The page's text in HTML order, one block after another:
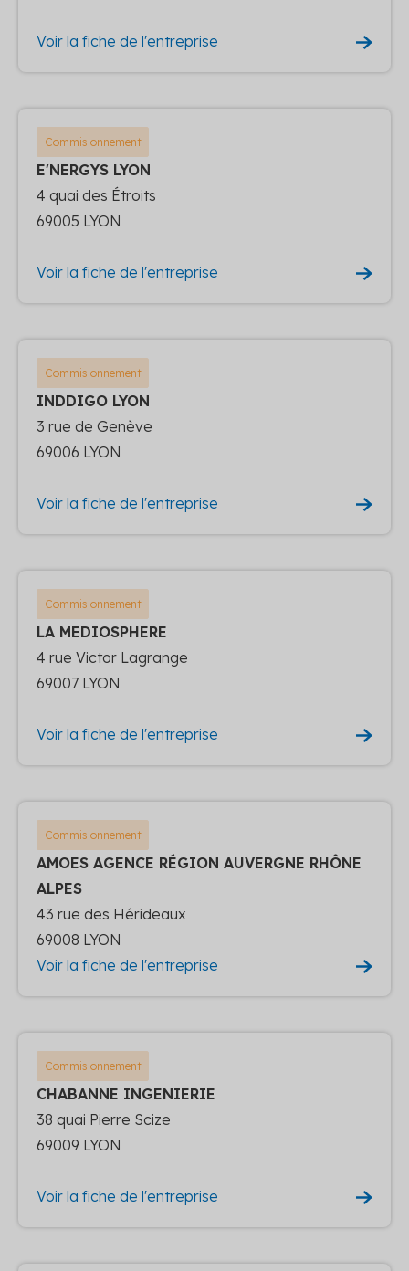
Voir la fiche de l'entreprise
Commisionnement
E'NERGYS LYON
4 quai des Étroits
69005 LYON
Voir la fiche de l'entreprise
Commisionnement
INDDIGO LYON
3 rue de Genève
69006 LYON
Voir la fiche de l'entreprise
Commisionnement
LA MEDIOSPHERE
4 rue Victor Lagrange
69007 LYON
Voir la fiche de l'entreprise
Commisionnement
AMOES AGENCE RÉGION AUVERGNE RHÔNE
ALPES
43 rue des Hérideaux
69008 LYON
Voir la fiche de l'entreprise
Commisionnement
CHABANNE INGENIERIE
38 quai Pierre Scize
69009 LYON
Voir la fiche de l'entreprise